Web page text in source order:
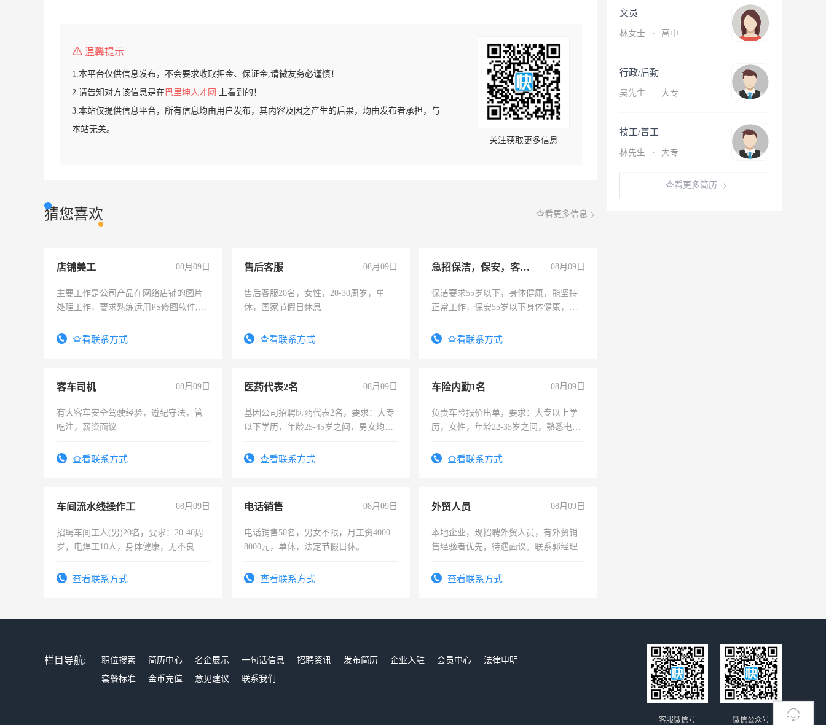
温馨提示
1.本平台仅供信息发布，不会要求收取押金、保证金,请微友务必谨慎！
2.请告知对方该信息是在 巴里坤人才网
上看到的！
3.本站仅提供信息平台，所有信息均由用户发布，其内容及因之产生的后果，均由发布者承担，与
本站无关。
关注获取更多信息
猜您喜欢 查看更多信息
店铺美工 08月09日
主要工作是公司产品在网络店铺的图片
处理工作，要求熟练运用PS修图软件,工
查看联系方式
售后客服 08月09日
售后客服20名，女性，20-30周岁，单
休，国家节假日休息
查看联系方式
急招保洁，保安，客服，工程 08月09日
保洁要求55岁以下，身体健康，能坚持
正常工作，保安55岁以下身体健康，有
录，客服要求45岁以下高中以上文化，
查看联系方式
客车司机 08月09日
有大客车安全驾驶经验，遵纪守法，管
吃注，薪资面议
查看联系方式
医药代表2名 08月09日
基因公司招聘医药代表2名，要求：大专
以下学历，年龄25-45岁之间，男女均
表或者有医学资质的优先，底薪+绩效，
查看联系方式
车险内勤1名 08月09日
负责车险报价出单，要求：大专以上学
历，女性，年龄22-35岁之间，熟悉电脑
试用期1-3个月，转正后交纳五险，
查看联系方式
车间流水线操作工 08月09日
招聘车间工人(男)20名，要求：20-40周
岁，电焊工10人，身体健康，无不良嗜
宿，免费发放劳保用品，两班倒，每月
查看联系方式
电话销售 08月09日
电话销售50名，男女不限，月工资4000-
8000元，单休，法定节假日休。
查看联系方式
外贸人员 08月09日
本地企业，现招聘外贸人员，有外贸销
售经验者优先，待遇面议。联系郭经理
查看联系方式
文员
林女士 · 高中
行政/后勤
吴先生 · 大专
技工/普工
林先生 · 大专
查看更多简历
栏目导航: 职位搜索 简历中心 名企展示 一句话信息 招聘资讯 发布简历 企业入驻 会员中心
法律申明
套餐标准
金币充值 意见建议 联系我们
微信公众号
客服微信号